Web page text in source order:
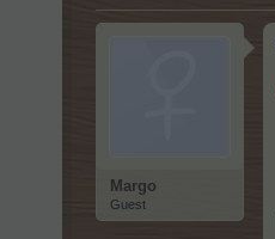
Margo
Guest